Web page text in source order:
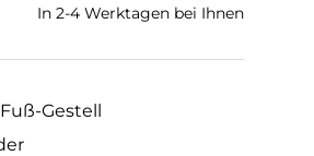
In 2-4 Werktagen bei Ihnen
Gestell